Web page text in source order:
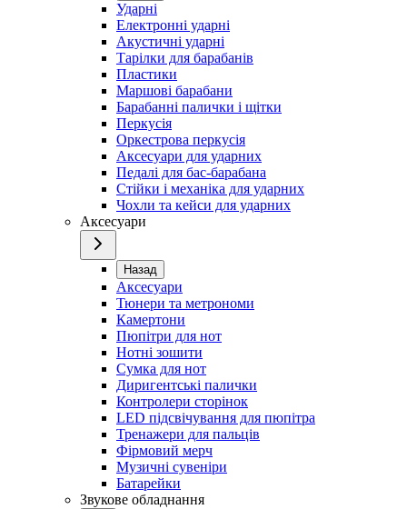
Ударні
Електронні ударні
Акустичні ударні
Тарілки для барабанів
Пластики
Маршові барабани
Барабанні палички і щітки
Перкусія
Оркестрова перкусія
Аксесуари для ударних
Педалі для бас-барабана
Стійки і механіка для ударних
Чохли та кейси для ударних
Аксесуари
Назад
Аксесуари
Тюнери та метрономи
Камертони
Пюпітри для нот
Нотні зошити
Сумка для нот
Диригентські палички
Контролери сторінок
LED підсвічування для пюпітра
Тренажери для пальців
Фірмовий мерч
Музичні сувеніри
Батарейки
Звукове обладнання